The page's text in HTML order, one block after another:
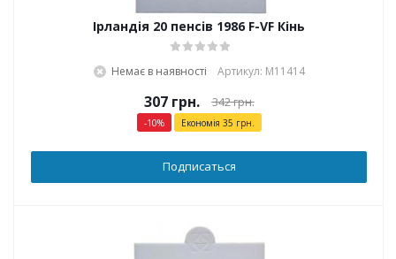
Ірландія 20 пенсів 1986 F-VF Кінь
Немає в наявності Артикул: М11414
307грн. 342грн.
-10% Економія 35 грн.
Подписаться